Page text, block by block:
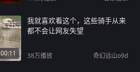
00:11
我就喜欢看这个，这些骑手从来
都不会让网友失望
38万播放 奇幻远山o9d